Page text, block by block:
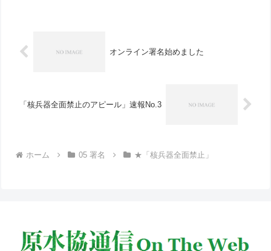
オンライン署名始めました
「核兵器全面禁止のアピール」速報No.3
ホーム 05 署名 ★「核兵器全面禁止」